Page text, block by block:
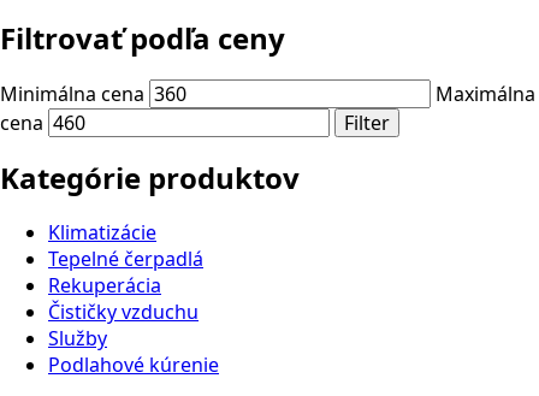
Filtrovať podľa ceny
Minimálna cena
Maximálna
cena
Filter
Kategórie produktov
Klimatizácie
Tepelné čerpadlá
Rekuperácia
Čističky vzduchu
Služby
Podlahové kúrenie